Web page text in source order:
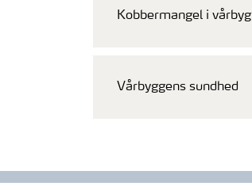
Kobbermangel i vårbyg
Vårbyggens sundhed